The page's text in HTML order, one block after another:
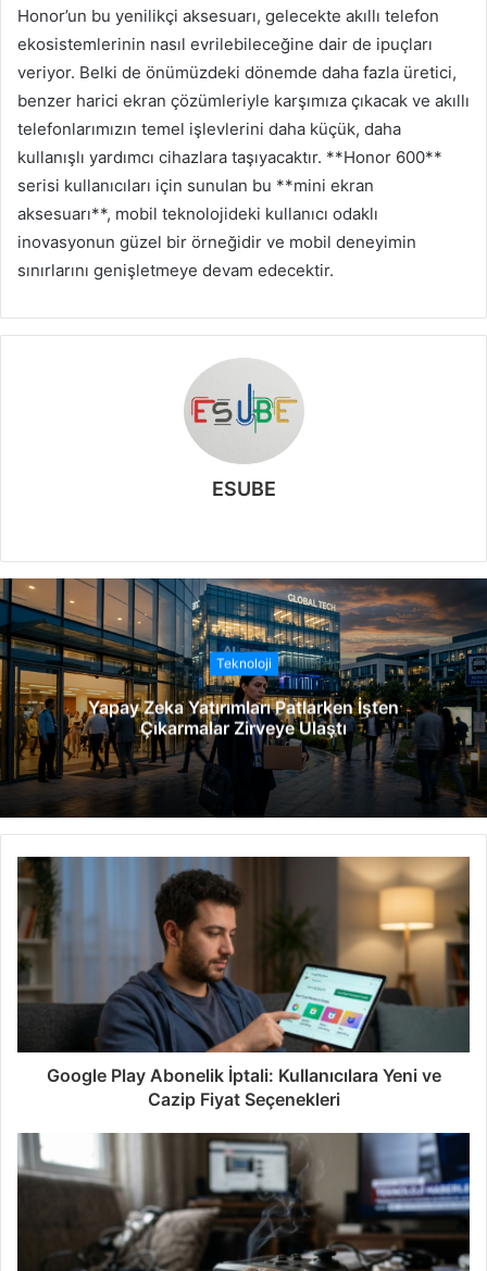
Honor’un bu yenilikçi aksesuarı, gelecekte akıllı telefon
ekosistemlerinin nasıl evrilebileceğine dair de ipuçları
veriyor. Belki de önümüzdeki dönemde daha fazla üretici,
benzer harici ekran çözümleriyle karşımıza çıkacak ve akıllı
telefonlarımızın temel işlevlerini daha küçük, daha
kullanışlı yardımcı cihazlara taşıyacaktır. **Honor 600**
serisi kullanıcıları için sunulan bu **mini ekran
aksesuarı**, mobil teknolojideki kullanıcı odaklı
inovasyonun güzel bir örneğidir ve mobil deneyimin
sınırlarını genişletmeye devam edecektir.
ESUBE
b
s
i
t
e
s
i
Teknoloji
Yapay Zeka Yatırımları Patlarken İşten
Çıkarmalar Zirveye Ulaştı
Google Play Abonelik İptali: Kullanıcılara Yeni ve
Cazip Fiyat Seçenekleri